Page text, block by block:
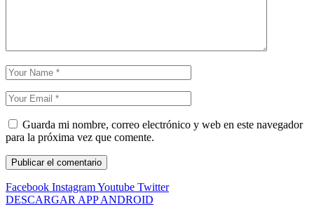
Guarda mi nombre, correo electrónico y web en este navegador
para la próxima vez que comente.
Facebook InstagramYoutube Twitter
DESCARGAR APP ANDROID